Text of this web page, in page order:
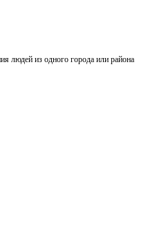
людей из одного города или района